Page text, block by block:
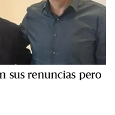
sus renuncias pero